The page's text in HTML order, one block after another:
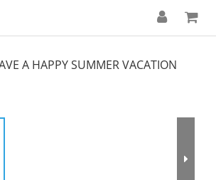
A HAPPY SUMMER VACATION